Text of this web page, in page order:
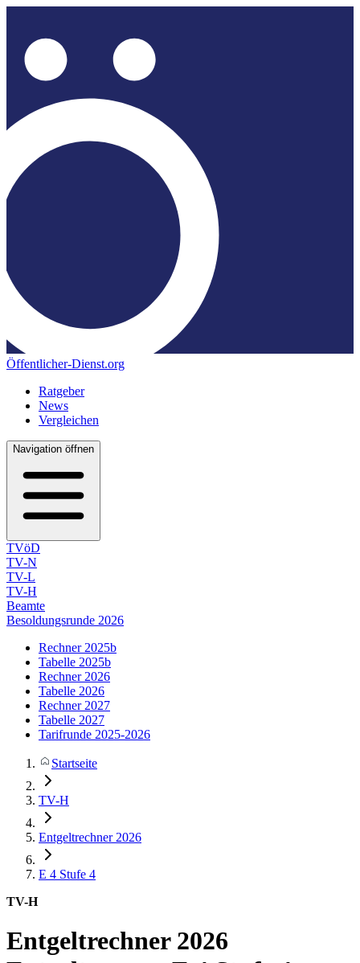
Öffentlicher-Dienst.org
Ratgeber
News
Vergleichen
Navigation öffnen
TVöD
TV-N
TV-L
TV-H
Beamte
Besoldungsrunde 2026
Rechner 2025b
Tabelle 2025b
Rechner 2026
Tabelle 2026
Rechner 2027
Tabelle 2027
Tarifrunde 2025-2026
Startseite
TV-H
Entgeltrechner 2026
E 4 Stufe 4
TV-H
Entgeltrechner 2026